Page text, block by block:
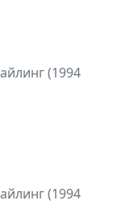
(1994
(1994